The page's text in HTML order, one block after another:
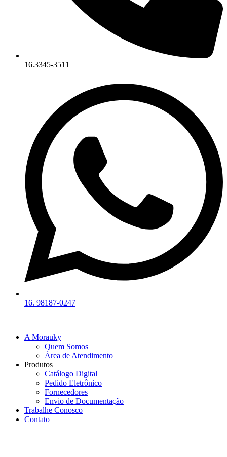
16.3345-3511
16. 98187-0247
A Morauky
Quem Somos
Área de Atendimento
Produtos
Catálogo Digital
Pedido Eletrônico
Fornecedores
Envio de Documentação
Trabalhe Conosco
Contato